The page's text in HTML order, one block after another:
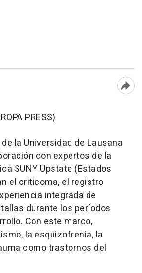
PRESS)
la Universidad de Lausana
con expertos de la
SUNY Upstate (Estados
el criticoma, el registro
integrada de
durante los períodos
Con este marco,
la esquizofrenia, la
como trastornos del